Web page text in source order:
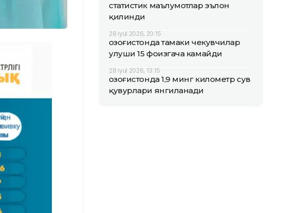
статистик маълумотлар эълон
қилинди
28 iyul 2026, 20:15
Қозоғистонда тамаки чекувчилар
улуши 15 фоизгача камайди
28 iyul 2026, 13:15
Қозоғистонда 1,9 минг километр сув
қувурлари янгиланади